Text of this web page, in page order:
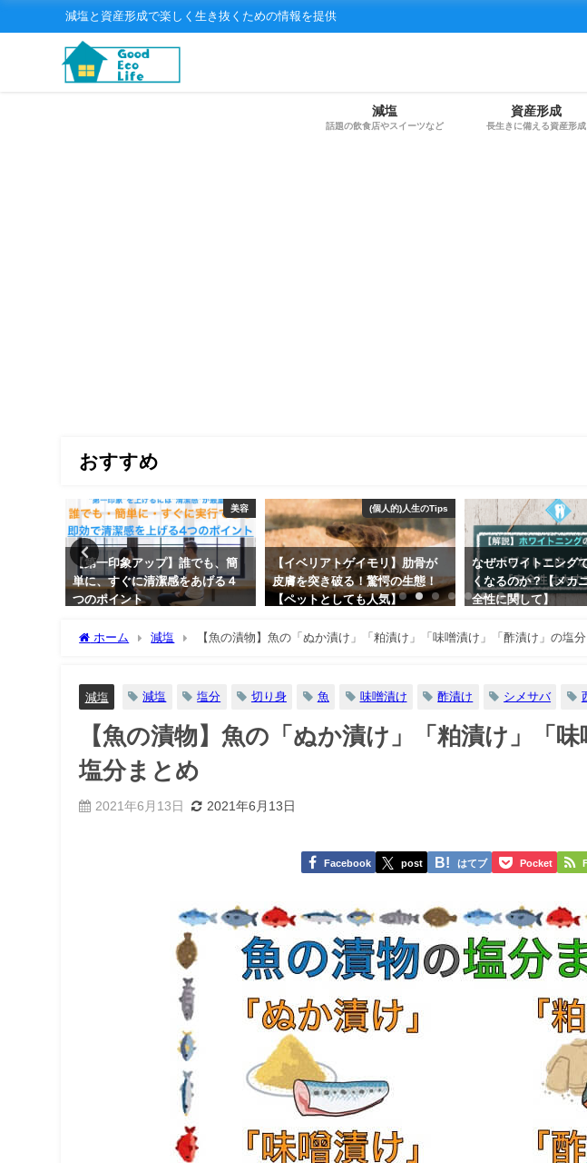
減塩と資産形成で楽しく生き抜くための情報を提供
減塩
話題の飲食店やスイーツなど
資産形成
長生きに備える資産形成
おすすめ
(個人的)人生のTips
【イベリアトゲイモリ】肋骨が
皮膚を突き破る！驚愕の生態！
【ペットとしても人気】
美容
なぜホワイトニングで歯がしろ
くなるのか？【メカニズムと安
全性に関して】
(
【文系と理系】高校
人まで考慮するとど
のか？
ホーム 減塩 【魚の漬物】魚の「ぬか漬け」「粕漬け」「味噌漬け」「酢漬け」の塩
減塩 減塩 塩分 切り身 魚 味噌漬け 酢漬け シメサバ
【魚の漬物】魚の「ぬか漬け」「粕漬け」「
塩分まとめ
2021年6月13日 2021年6月13日
Facebook post はてブ Pocket